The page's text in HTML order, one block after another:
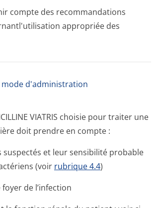
compte des recommandations
appropriée des
mode d'administration
VIATRIS choisie pour traiter une
doit prendre en compte :
suspectés et leur sensibilité probable
(voir rubrique 4.4)
foyer de l’infection